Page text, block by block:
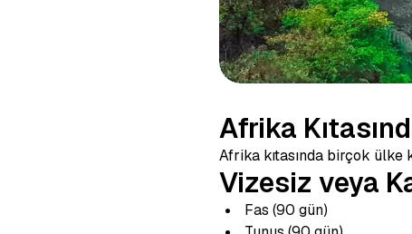
Afrika
Afrika kıtasında birçok ülke
Vizesiz veya
Fas (90 gün)